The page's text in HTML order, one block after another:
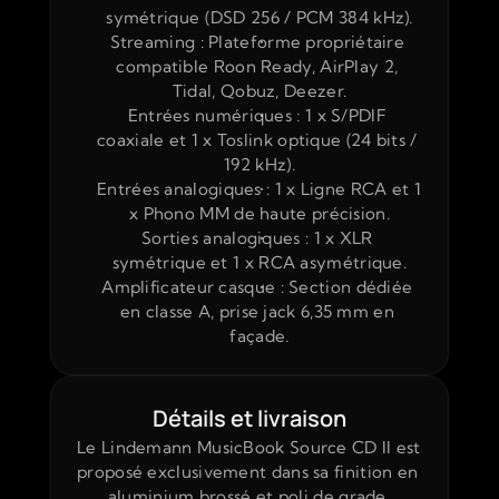
symétrique (DSD 256 / PCM 384 kHz).
Streaming : Plateforme propriétaire
compatible Roon Ready, AirPlay 2,
Tidal, Qobuz, Deezer.
Entrées numériques : 1 x S/PDIF
coaxiale et 1 x Toslink optique (24 bits /
192 kHz).
Entrées analogiques : 1 x Ligne RCA et 1
x Phono MM de haute précision.
Sorties analogiques : 1 x XLR
symétrique et 1 x RCA asymétrique.
Amplificateur casque : Section dédiée
en classe A, prise jack 6,35 mm en
façade.
Le Lindemann MusicBook Source CD II est
proposé exclusivement dans sa finition en
Détails et livraison